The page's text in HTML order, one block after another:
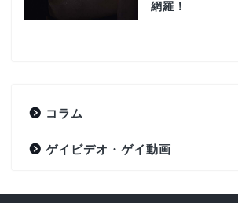
網羅！
コラム
ゲイビデオ・ゲイ動画